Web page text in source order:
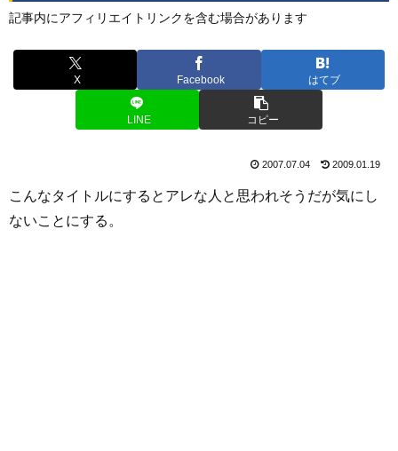
記事内にアフィリエイトリンクを含む場合があります
X Facebook はてブ
LINE コピー
2007.07.04 2009.01.19
こんなタイトルにするとアレな人と思われそうだが気にし
ないことにする。